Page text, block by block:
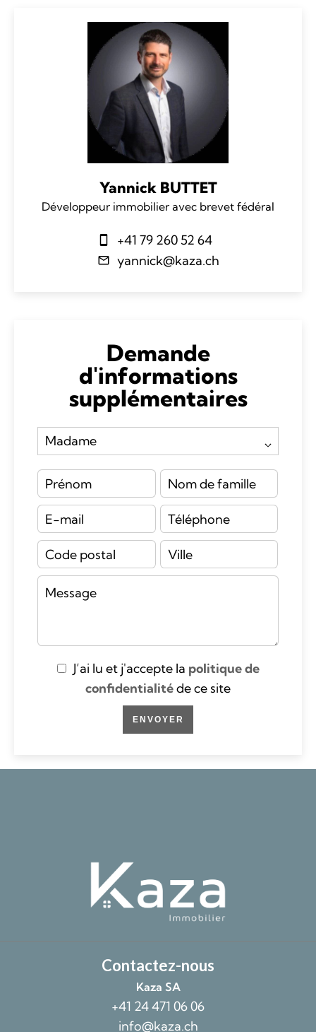
Yannick BUTTET
Développeur immobilier avec brevet fédéral
+41 79 260 52 64
yannick@kaza.ch
Demande
d'informations
supplémentaires
J’ai lu et j'accepte la politique de
confidentialitéde ce site
ENVOYER
Contactez-nous
Kaza SA
+41 24 471 06 06
info@kaza.ch